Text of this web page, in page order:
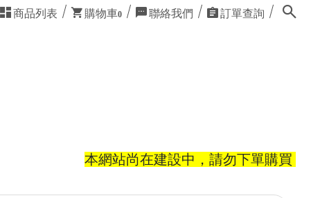
商品列表 購物車0 聯絡我們 訂單查詢
本網站尚在建設中，請勿下單購買！